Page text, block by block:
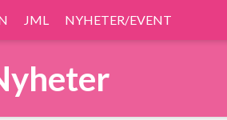
JML NYHETER/EVENT